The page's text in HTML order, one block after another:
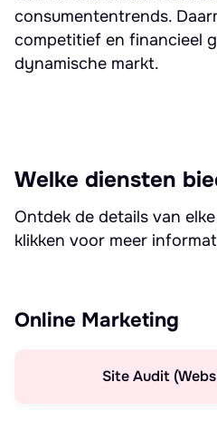
consumententrends.
competitief en financieel
dynamische markt.
Welke diensten
Ontdek de details van
klikken voor meer
Online Marketing
Site Audit